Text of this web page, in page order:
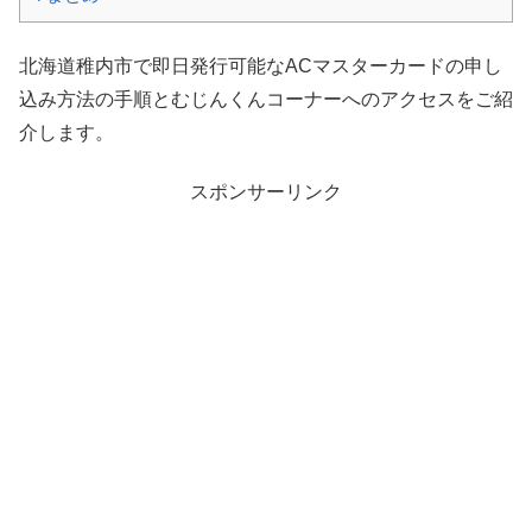
北海道稚内市で即日発行可能なACマスターカードの申し
込み方法の手順とむじんくんコーナーへのアクセスをご紹
介します。
スポンサーリンク